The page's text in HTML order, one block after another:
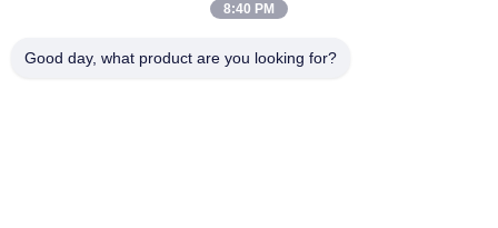
Gestempelter
Flansch
8:40 PM
Good day, what product are you looking for?